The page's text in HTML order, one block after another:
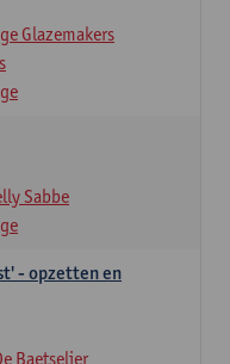
Glazemakers
Sabbe
- opzetten en
Baetselier